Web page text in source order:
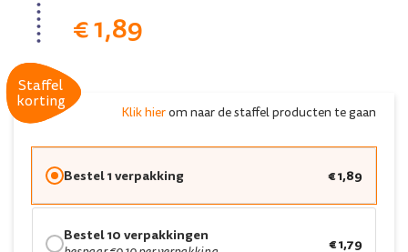
€ 1,89
Staffel
korting
Klik hierom naar de staffel producten te gaan
Staffel
korting
Bestel 1 verpakking € 1,89
Bestel 10 verpakkingen € 1,79